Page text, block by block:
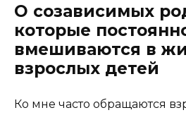
О созависимых
которые
вмешиваются в
взрослых детей
Ко мне часто обращаются